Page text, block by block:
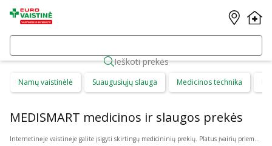
Ieškoti prekės
Namų vaistinėlė Suaugusiųjų slauga Medicinos technika
MEDISMART medicinos ir slaugos prekės
Internetinėje vaistinėje galite įsigyti skirtingų medicininių prekių. Platus įvairių priemonių ir technikos pasirinkimas leis visiems pirkėjams lengviau rasti tai, ko jie ieško. Šioje prekių kategorijoje yra daugybė skirtingų medicinos priemonių ir priedų, pradedant specialiais kremais ir pleistrais, baigiant kapsulėmis ar drėkinančiais akių lašais. Jeigu jums sunku apsispręsti, kurie produktai būtų geriausias ar tinkamiausias pasirinkimas, mūsų konsultantai gali jums patarti nuotoliniu būdu: internetu aktyviame pokalbio lange, el. paštu ar telefonu.